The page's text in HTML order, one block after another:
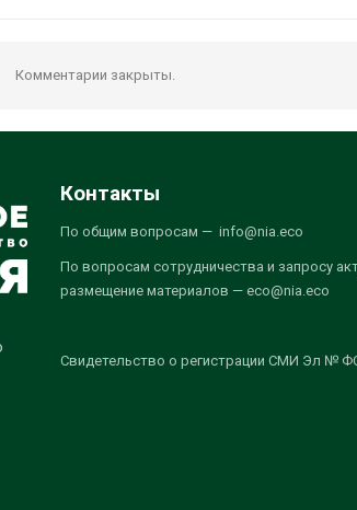
Комментарии закрыты.
Контакты
По общим вопросам — info@nia.eco
По вопросам сотрудничества и запросу
размещение материалов — eco@nia.eco
Свидетельство о регистрации СМИ Эл №